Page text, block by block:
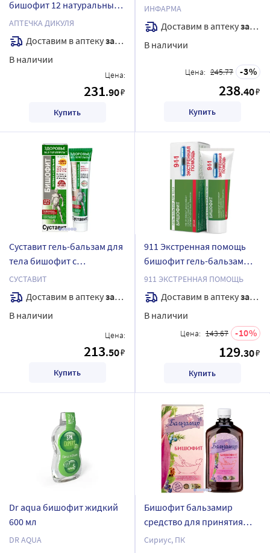
бишофит 12 натуральных
активных компонентов
бальзам для тела 125 мл
АПТЕЧКА ДИКУЛЯ
Доставим в аптекузавтра
В наличии
Цена:
231.90₽
Купить
ИНФАРМА
Доставим в аптекузавтра
В наличии
Цена: 245.77 3
238.40₽
Купить
Суставит гель-бальзам для
тела бишофит c
окопником и сабельником
125 мл
СУСТАВИТ
Доставим в аптекузавтра
В наличии
Цена:
213.50₽
Купить
911 Экстренная помощь
бишофит гель-бальзам
для тела 100 мл
911 ЭКСТРЕННАЯ ПОМОЩЬ
Доставим в аптекузавтра
В наличии
Цена: 143.67 10
129.30₽
Купить
Dr aqua бишофит жидкий
600 мл
DR AQUA
Бишофит бальзамир
средство для принятия
ванн 500 мл флакон
Сириус, ПК